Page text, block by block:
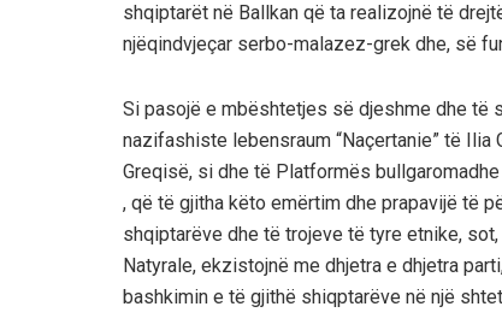
shqiptarët në Ballkan që ta realizojnë të
njëqindvjeçar serbo-malazez-grek dhe, së
Si pasojë e mbështetjes së djeshme dhe të
nazifashiste lebensraum “Naçertanie” të
Greqisë, si dhe të Platformës bullgaromadhe
, që të gjitha këto emërtim dhe prapavijë të
shqiptarëve dhe të trojeve të tyre etnike,
Natyrale, ekzistojnë me dhjetra e dhjetra
bashkimin e të gjithë shiqptarëve në një